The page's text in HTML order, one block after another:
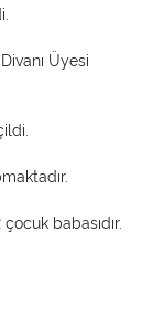
Üyesi
babasıdır.